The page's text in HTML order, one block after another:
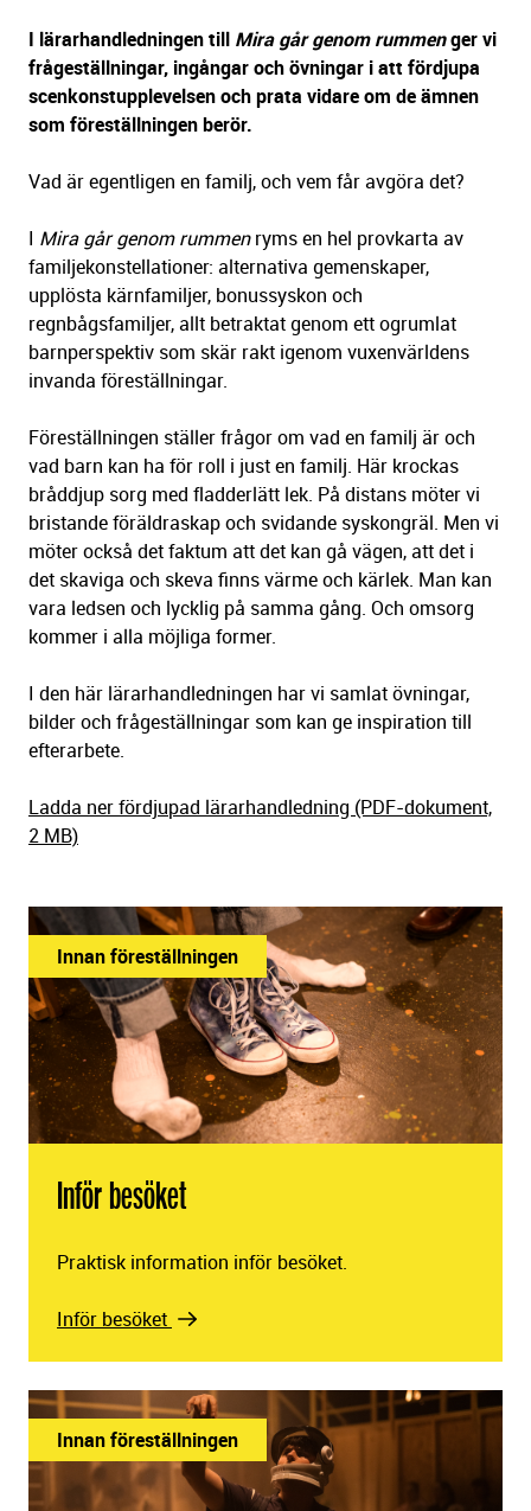
I lärarhandledningen till Mira går genom rummenger vi
frågeställningar, ingångar och övningar i att fördjupa
scenkonstupplevelsen och prata vidare om de ämnen
som föreställningen berör.
Vad är egentligen en familj, och vem får avgöra det?
I Mira går genom rummenryms en hel provkarta av
familjekonstellationer: alternativa gemenskaper,
upplösta kärnfamiljer, bonussyskon och
regnbågsfamiljer, allt betraktat genom ett ogrumlat
barnperspektiv som skär rakt igenom vuxenvärldens
invanda föreställningar.
Föreställningen ställer frågor om vad en familj är och
vad barn kan ha för roll i just en familj. Här krockas
bråddjup sorg med fladderlätt lek. På distans möter vi
bristande föräldraskap och svidande syskongräl. Men vi
möter också det faktum att det kan gå vägen, att det i
det skaviga och skeva finns värme och kärlek. Man kan
vara ledsen och lycklig på samma gång. Och omsorg
kommer i alla möjliga former.
I den här lärarhandledningen har vi samlat övningar,
bilder och frågeställningar som kan ge inspiration till
efterarbete.
Ladda ner fördjupad lärarhandledning (PDF-dokument,
2 MB)
Inför besöket
Innan föreställningen
Praktisk information inför besöket.
Inför besöket
Innan föreställningen